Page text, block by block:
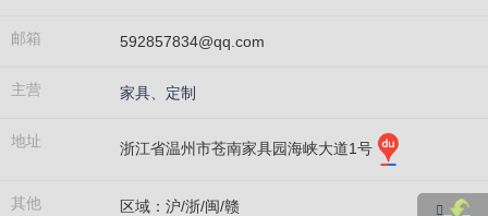
邮箱 592857834@qq.com
主营 家具、定制
地址 浙江省温州市苍南家具园海峡大道1号
其他 区域：沪/浙/闽/赣